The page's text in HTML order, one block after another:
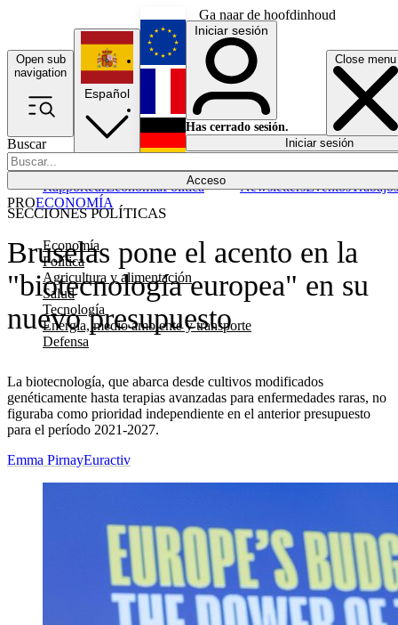
Ga naar de hoofdinhoud
Open sub
navigation
Close menu
Buscar
Acceso
SECCIONES POLÍTICAS
Economía
Política
Agricultura y alimentación
Salud
Tecnología
Energía, medio ambiente y transporte
Defensa
RapporteurEconomíaPolítica NewslettersEventosTrabajos
Español
English
Français
Iniciar sesión
Has cerrado sesión.
Iniciar sesión
Bruselas pone el acento en la
"biotecnología europea" en su
nuevo presupuesto
La biotecnología, que abarca desde cultivos modificados
genéticamente hasta terapias avanzadas para enfermedades raras, no
figuraba como prioridad independiente en el anterior presupuesto
para el período 2021-2027.
PROECONOMÍA
Emma PirnayEuractiv